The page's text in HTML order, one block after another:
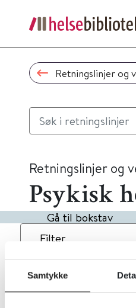
Samtykke
Retningslinjer og
Retningslinjer og
Psykisk
Gå til bokstav
Filter
6Treff